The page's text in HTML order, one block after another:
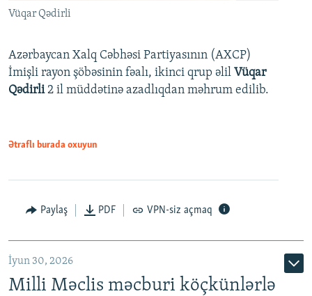
Vüqar Qədirli
Azərbaycan Xalq Cəbhəsi Partiyasının (AXCP)
İmişli rayon şöbəsinin fəalı, ikinci qrup əlil Vüqar
Qədirli2 il müddətinə azadlıqdan məhrum edilib.
Ətraflı burada oxuyun
Paylaş PDF VPN-siz açmaq
İyun 30, 2026
Milli Məclis məcburi köçkünlərlə